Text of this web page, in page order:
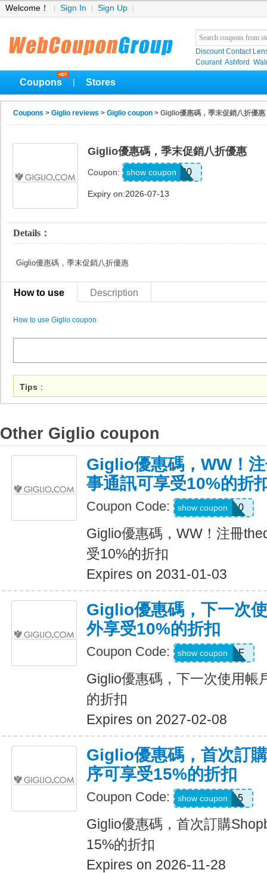
Welcome！ Sign In Sign Up
Discount Contact
Courant Ashford
Coupons Stores
Coupons > Giglio reviews > Giglio coupon > Giglio優惠碼，季末促銷八折優惠
Giglio優惠碼，季末促銷八折優惠
Coupon: FINAL20
show coupon
Expiry on:2026-07-13
Details：
Giglio優惠碼，季末促銷八折優惠
How to use Description
How to use Giglio coupon
Tips ：
Other Giglio coupon
Giglio優惠碼，WW！
事通訊可享受10%的折
Coupon Code: WELCOME10
show coupon
Giglio優惠碼，WW！注冊
受10%的折扣
Expires on 2031-01-03
Giglio優惠碼，下一次
外享受10%的折扣
Coupon Code: ACCOUNTSF
show coupon
Giglio優惠碼，下一次使用帳
的折扣
Expires on 2027-02-08
Giglio優惠碼，首次訂
序可享受15%的折扣
Coupon Code: APP15
show coupon
Giglio優惠碼，首次訂購
15%的折扣
Expires on 2026-11-28